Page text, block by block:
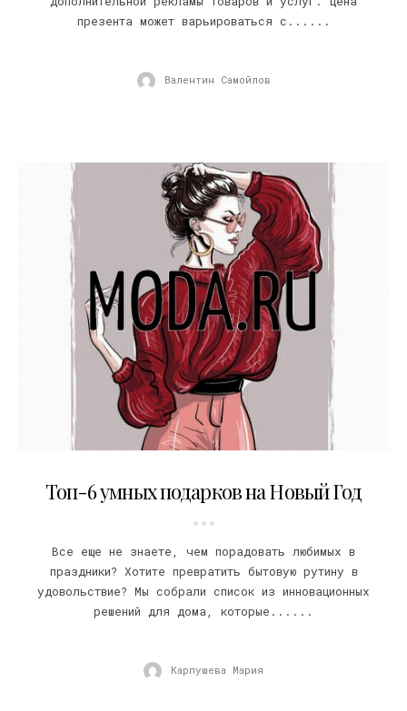
презента может варьироваться с......
Валентин Самойлов
Топ-6 умных подарков на Новый Год
Все еще не знаете, чем порадовать любимых в
праздники? Хотите превратить бытовую рутину в
удовольствие? Мы собрали список из инновационных
решений для дома, которые......
Карпушева Мария